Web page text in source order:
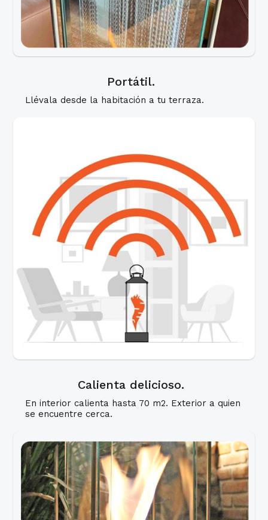
Portátil.
Llévala desde la habitación a tu terraza.
Calienta delicioso.
En interior calienta hasta 70 m2. Exterior a quien
se encuentre cerca.